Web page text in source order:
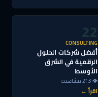
22
CONSULTING
أفضل شركات الحلول
الرقمية في الشرق
الأوسط
👁 213 مشاهدة
اقرأ ←